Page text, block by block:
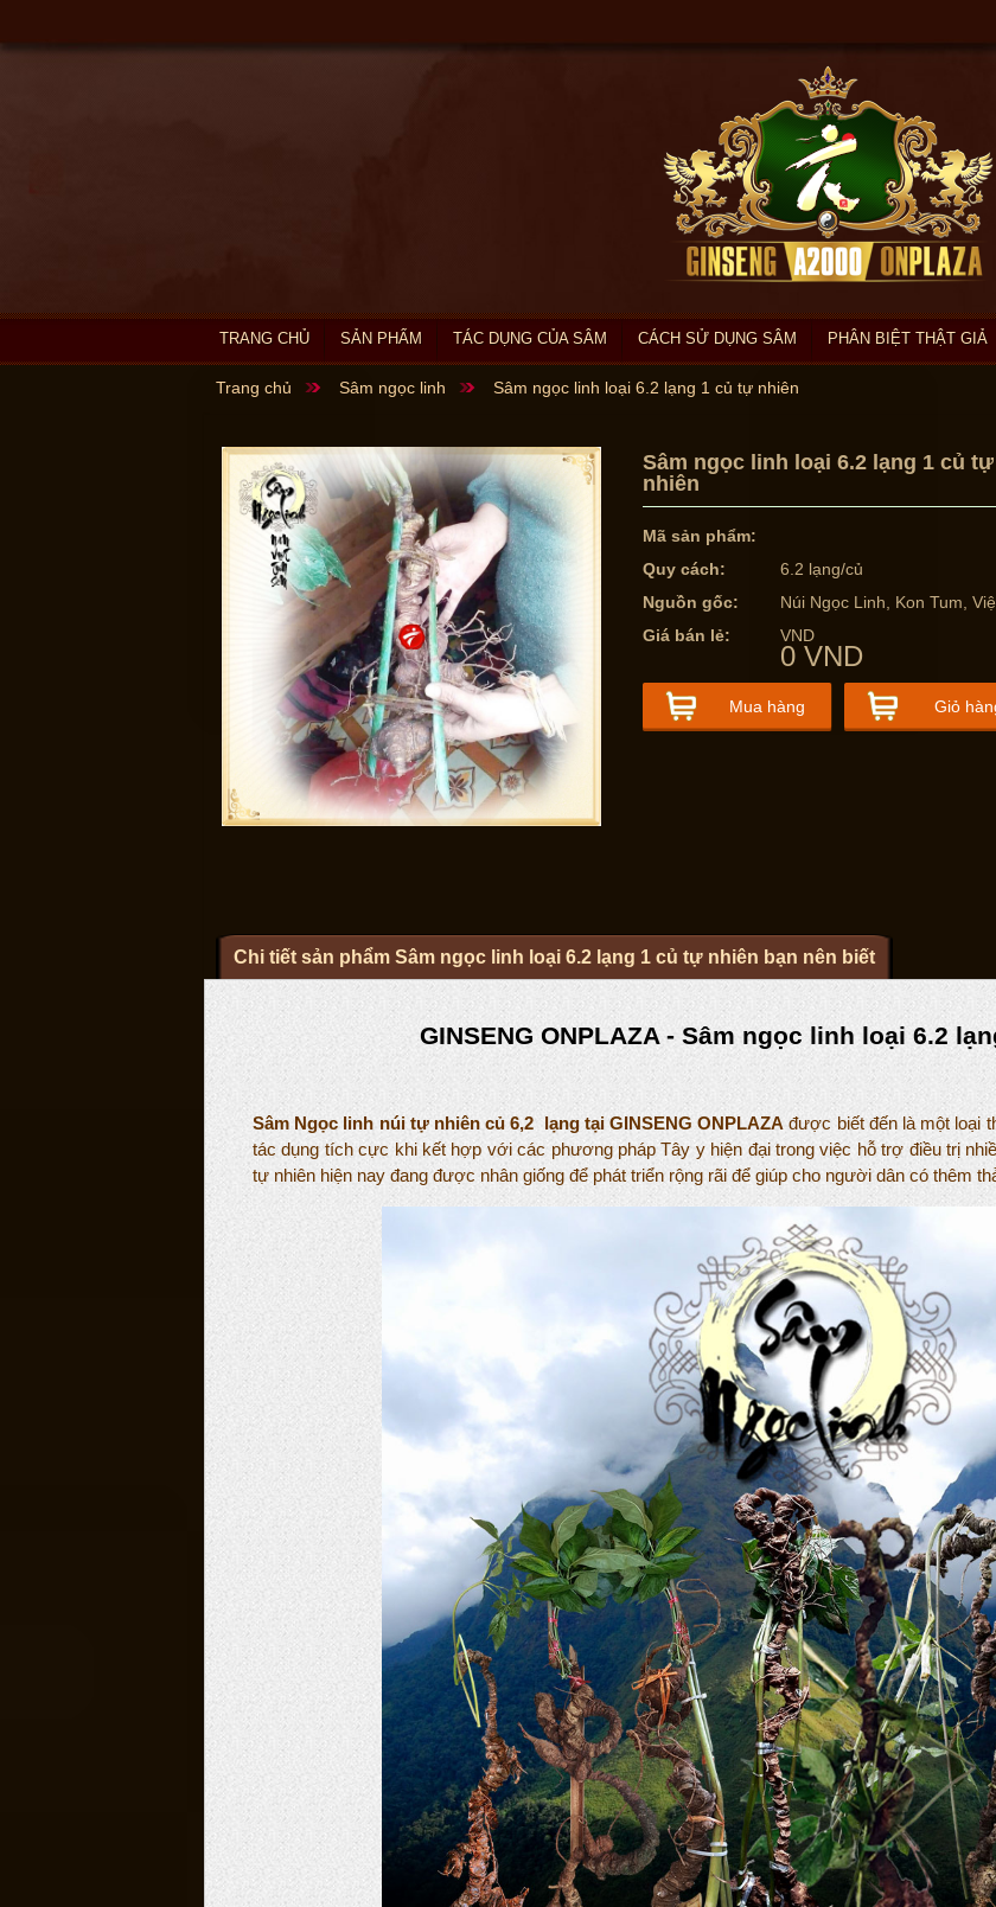
TRANG CHỦ SẢN PHẨM TÁC DỤNG CỦA SÂM CÁCH SỬ DỤNG SÂM PHÂN BIỆT THẬT GIẢ
Trang chủ Sâm ngọc linh Sâm ngọc linh loại 6.2 lạng 1 củ tự nhiên
Sâm ngọc linh loại 6.2 lạng 1 củ tự
nhiên
Mã sản phẩm:
Quy cách:
6.2 lạng/củ
Nguồn gốc:
Núi Ngọc Linh, Kon Tum,
Giá bán lẻ:
VND
0 VND
Mua hàng Giỏ
Chi tiết sản phẩm Sâm ngọc linh loại 6.2 lạng 1 củ tự nhiên bạn nên biết
GINSENG ONPLAZA - Sâm ngọc linh loại 6.2
Sâm Ngọc linh núi tự nhiên củ 6,2 lạng tại GINSENG ONPLAZAđược biết đến là một loại
tác dụng tích cực khi kết hợp với các phương pháp Tây y hiện đại trong việc hỗ trợ điều trị
tự nhiên hiện nay đang được nhân giống để phát triển rộng rãi để giúp cho người dân có thêm